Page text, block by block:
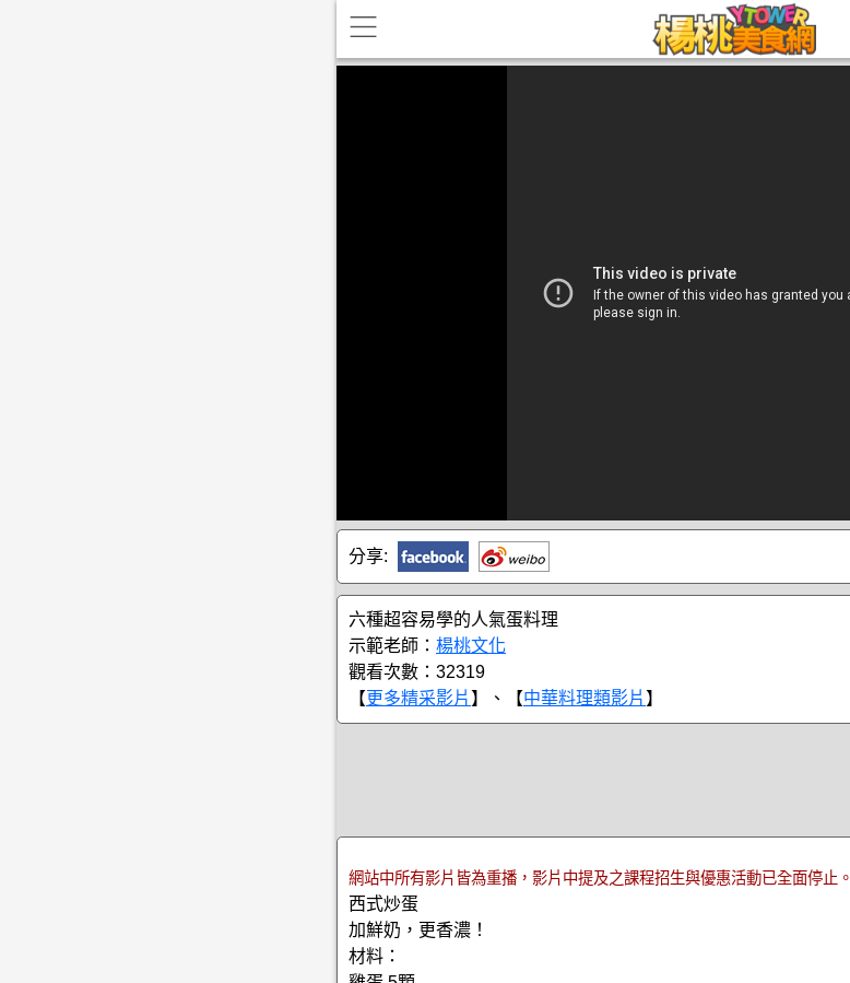
分享:
六種超容易學的人氣蛋料理
示範老師： 楊桃文化
觀看次數：32319
【更多精采影片 】、【中華料理類影片 】
網站中所有影片皆為重播，影片中提及之課程招生與優惠活動已全面停止。
西式炒蛋
加鮮奶，更香濃！
材料：